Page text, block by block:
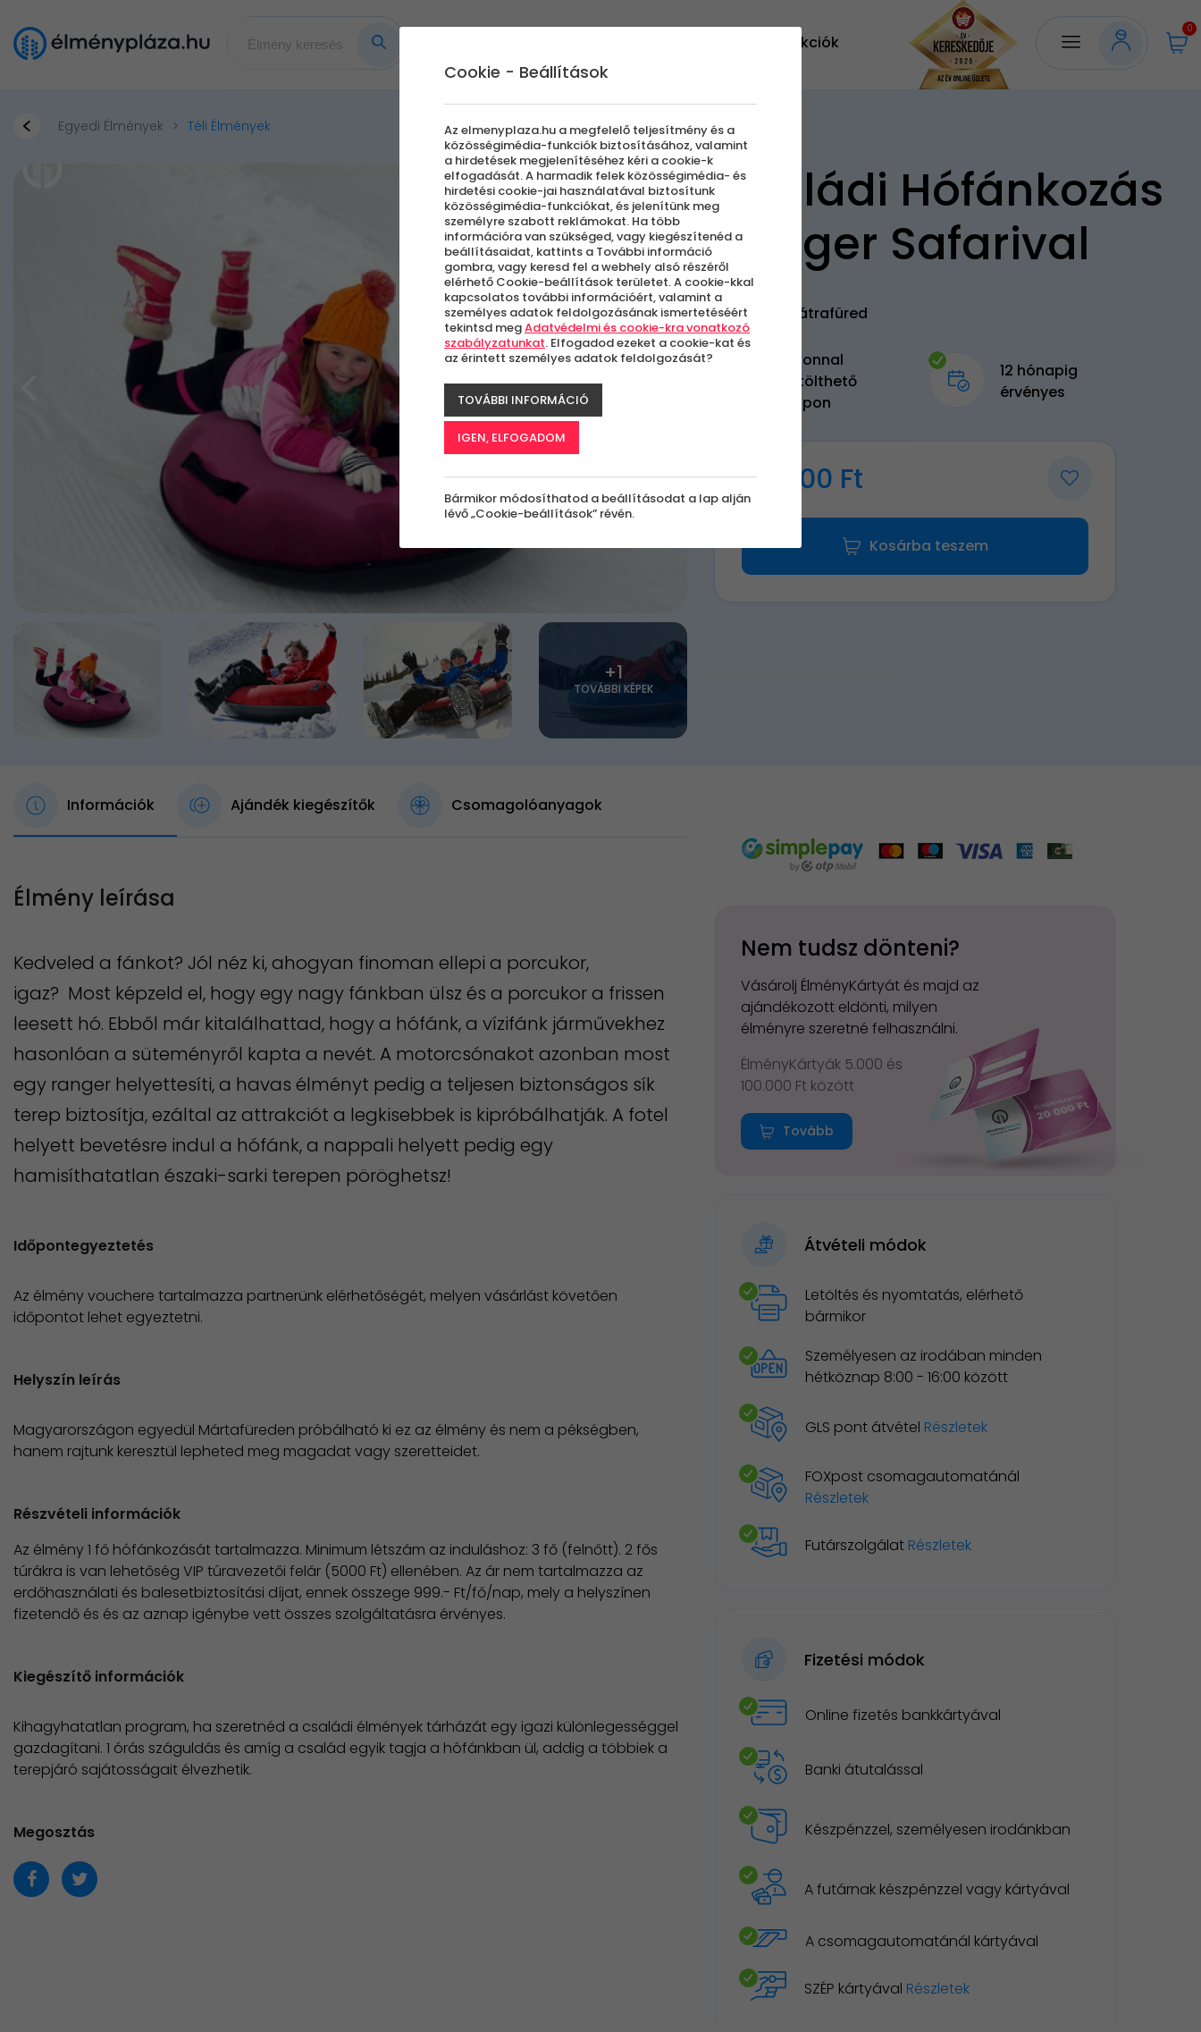
Akciók
0
Egyedi Élmények Téli Élmények
+1
TOVÁBBI KÉPEK
Családi Hófánkozás
Ranger Safarival
Mátrafüred
Azonnal
letölthető
kupon
12 hónapig
érvényes
28 900 Ft
Kosárba teszem
Információk Ajándék kiegészítők Csomagolóanyagok
Élmény leírása
Kedveled a fánkot? Jól néz ki, ahogyan finoman ellepi a porcukor,
igaz? Most képzeld el, hogy egy nagy fánkban ülsz és a porcukor a frissen
leesett hó. Ebből már kitalálhattad, hogy a hófánk, a vízifánk járművekhez
hasonlóan a süteményről kapta a nevét. A motorcsónakot azonban most
egy ranger helyettesíti, a havas élményt pedig a teljesen biztonságos sík
terep biztosítja, ezáltal az attrakciót a legkisebbek is kipróbálhatják. A fotel
helyett bevetésre indul a hófánk, a nappali helyett pedig egy
hamisíthatatlan északi-sarki terepen pöröghetsz!
Időpontegyeztetés
Az élmény vouchere tartalmazza partnerünk elérhetőségét, melyen vásárlást követően
időpontot lehet egyeztetni.
Helyszín leírás
Magyarországon egyedül Mártafüreden próbálható ki ez az élmény és nem a pékségben,
hanem rajtunk keresztül lepheted meg magadat vagy szeretteidet.
Részvételi információk
Az élmény 1 fő hófánkozását tartalmazza. Minimum létszám az induláshoz: 3 fő (felnőtt). 2 fős
túrákra is van lehetőség VIP túravezetői felár (5000 Ft) ellenében. Az ár nem tartalmazza az
erdőhasználati és balesetbiztosítási díjat, ennek összege 999.- Ft/fő/nap, mely a helyszínen
fizetendő és és az aznap igénybe vett összes szolgáltatásra érvényes.
Kiegészítő információk
Kihagyhatatlan program, ha szeretnéd a családi élmények tárházát egy igazi különlegességgel
gazdagítani. 1 órás száguldás és amíg a család egyik tagja a hófánkban ül, addig a többiek a
terepjáró sajátosságait élvezhetik.
Megosztás
Nem tudsz dönteni?
Vásárolj ÉlményKártyát és majd az
ajándékozott eldönti, milyen
élményre szeretné felhasználni.
ÉlményKártyák 5.000 és
100.000 Ft között
Tovább
Átvételi módok
Letöltés és nyomtatás, elérhető
bármikor
Személyesen az irodában minden
hétköznap 8:00 - 16:00 között
GLS pont átvétel Részletek
FOXpost csomagautomatánál
Részletek
Futárszolgálat Részletek
Fizetési módok
Online fizetés bankkártyával
Banki átutalással
Készpénzzel, személyesen irodánkban
A futárnak készpénzzel vagy kártyával
A csomagautomatánál kártyával
SZÉP kártyával Részletek
Cookie - Beállítások
Az elmenyplaza.hu a megfelelő teljesítmény és a
közösségimédia-funkciók biztosításához, valamint
a hirdetések megjelenítéséhez kéri a cookie-k
elfogadását. A harmadik felek közösségimédia- és
hirdetési cookie-jai használatával biztosítunk
közösségimédia-funkciókat, és jelenítünk meg
személyre szabott reklámokat. Ha több
információra van szükséged, vagy kiegészítenéd a
beállításaidat, kattints a További információ
gombra, vagy keresd fel a webhely alsó részéről
elérhető Cookie-beállítások területet. A cookie-kkal
kapcsolatos további információért, valamint a
személyes adatok feldolgozásának ismertetéséért
tekintsd megAdatvédelmi és cookie-kra vonatkozó
szabályzatunkat. Elfogadod ezeket a cookie-kat és
az érintett személyes adatok feldolgozását?
TOVÁBBI INFORMÁCIÓ
IGEN, ELFOGADOM
Bármikor módosíthatod a beállításodat a lap alján
lévő „Cookie-beállítások” révén.